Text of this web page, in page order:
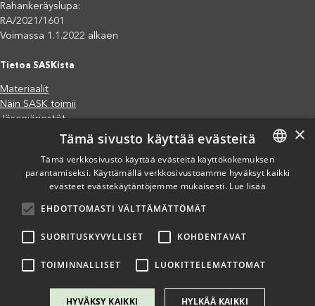
Rahankeräyslupa:
RA/2021/1601
Voimassa 1.1.2022 alkaen
Tietoa SASKista
Materiaalit
Näin SASK toimii
Jäsenjärjestöt
Saavutettavuusseloste
Tietosuojaseloste
Eettiset periaatteet (pdf)
Miten voit auttaa?
Lahjoita
Liity kannatusjäseneksi
FINNISH
×
Tämä sivusto käyttää evästeitä
Tämä verkkosivusto käyttää evästeitä käyttökokemuksen
parantamiseksi. Käyttämällä verkkosivustoamme hyväksyt kaikki
evästeet evästekäytäntöjemme mukaisesti. Lue lisää
EHDOTTOMASTI VÄLTTÄMÄTTÖMÄT
SUORITUSKYVYLLISET KOHDENTAVAT
TOIMINNALLISET LUOKITTELEMATTOMAT
HYVÄKSY KAIKKI HYLKÄÄ KAIKKI